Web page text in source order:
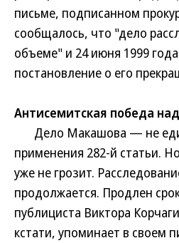
письме, подписанном
сообщалось, что "дело
объеме" и 24 июня 1999
постановление о его
Антисемитская победа
Дело Макашова — не
применения 282-й статьи.
уже не грозит.
продолжается. Продлен
публициста Виктора
кстати, упоминает в своем